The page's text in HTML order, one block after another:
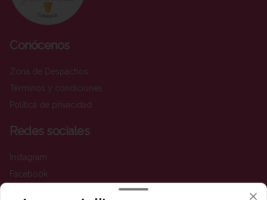
Conócenos
Zona de Despachos
Términos y condiciones
Política de privacidad
Redes sociales
Instagram
Facebook